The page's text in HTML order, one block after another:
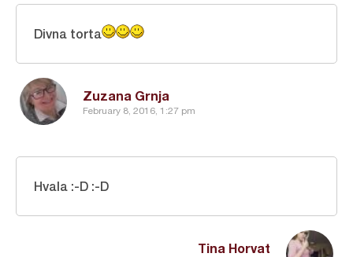
Zuzana Grnja
February 8, 2016, 1:27 pm
Divna torta
Tina Horvat
Hvala :-D :-D